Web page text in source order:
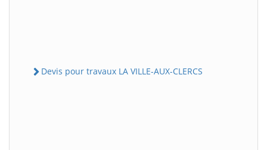
Devis pour travaux LA VILLE-AUX-CLERCS